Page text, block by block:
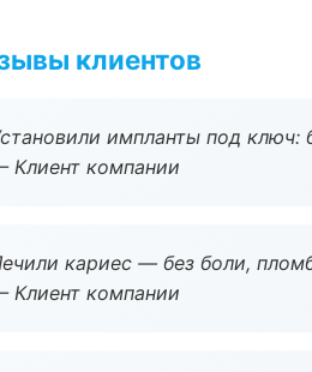
клиентов
импланты под ключ:
Клиент компании
кариес — без боли,
Клиент компании